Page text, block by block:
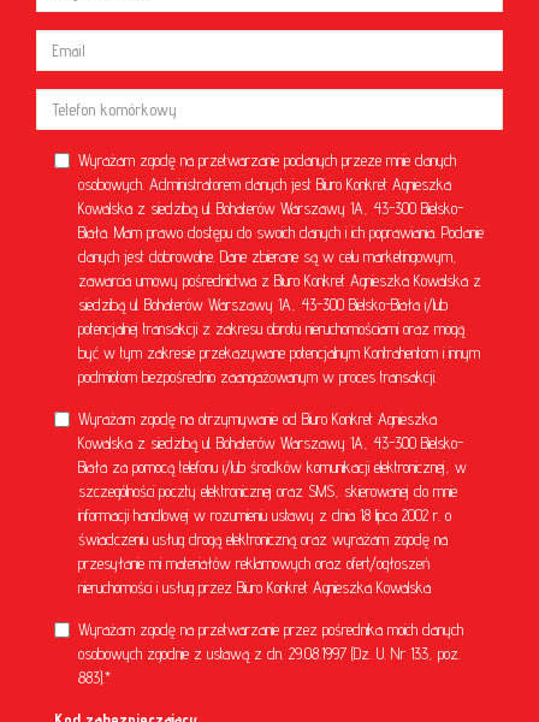
Wyrażam zgodę na przetwarzanie podanych przeze mnie danych
osobowych. Administratorem danych jest Biuro Konkret Agnieszka
Kowalska z siedzibą ul. Bohaterów Warszawy 1A, 43-300 Bielsko-
Biała. Mam prawo dostępu do swoich danych i ich poprawiania. Podanie
danych jest dobrowolne. Dane zbierane są w celu marketingowym,
zawarcia umowy pośrednictwa z Biuro Konkret Agnieszka Kowalska z
siedzibą ul. Bohaterów Warszawy 1A, 43-300 Bielsko-Biała i/lub
potencjalnej transakcji z zakresu obrotu nieruchomościami oraz mogą
być w tym zakresie przekazywane potencjalnym Kontrahentom i innym
podmiotom bezpośrednio zaangażowanym w proces transakcji.
Wyrażam zgodę na otrzymywanie od Biuro Konkret Agnieszka
Kowalska z siedzibą ul. Bohaterów Warszawy 1A, 43-300 Bielsko-
Biała za pomocą telefonu i/lub środków komunikacji elektronicznej, w
szczególności poczty elektronicznej oraz SMS, skierowanej do mnie
informacji handlowej w rozumieniu ustawy z dnia 18 lipca 2002 r. o
świadczeniu usług drogą elektroniczną oraz wyrażam zgodę na
przesyłanie mi materiałów reklamowych oraz ofert/ogłoszeń
nieruchomości i usług przez Biuro Konkret Agnieszka Kowalska
Wyrażam zgodę na przetwarzanie przez pośrednika moich danych
osobowych zgodnie z ustawą z dn. 29.08.1997 (Dz. U. Nr 133, poz.
883).*